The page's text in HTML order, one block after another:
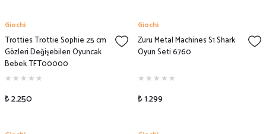
Giochi
Trotties Trottie Sophie 25 cm
Gözleri Değişebilen Oyuncak
Bebek TFT00000
₺ 2.250
Giochi
Zuru Metal Machines S1 Shark
Oyun Seti 6760
₺ 1.299